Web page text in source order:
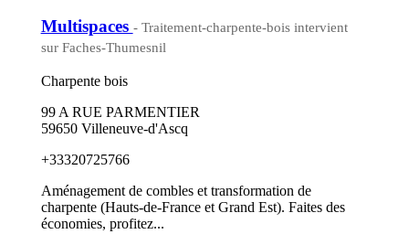
Multispaces - Traitement-charpente-bois intervient
sur Faches-Thumesnil
Charpente bois
99 A RUE PARMENTIER
59650 Villeneuve-d'Ascq
+33320725766
Aménagement de combles et transformation de
charpente (Hauts-de-France et Grand Est). Faites des
économies, profitez...